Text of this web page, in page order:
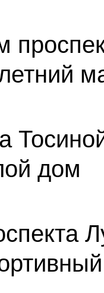
дом